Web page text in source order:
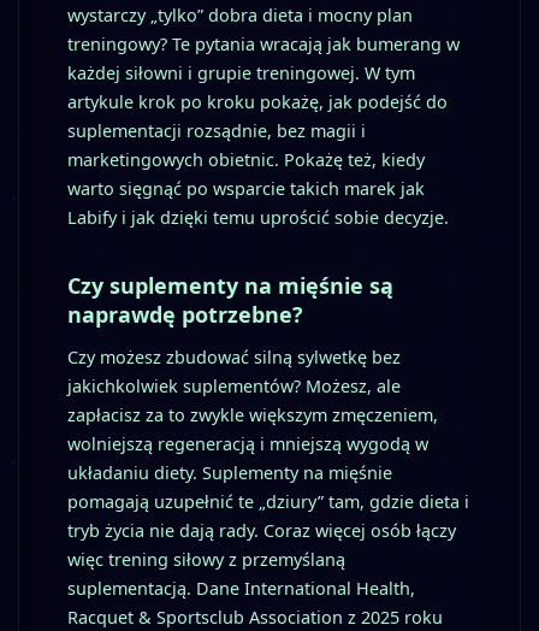
wystarczy „tylko” dobra dieta i mocny plan
treningowy? Te pytania wracają jak bumerang w
każdej siłowni i grupie treningowej. W tym
artykule krok po kroku pokażę, jak podejść do
suplementacji rozsądnie, bez magii i
marketingowych obietnic. Pokażę też, kiedy
warto sięgnąć po wsparcie takich marek jak
Labify i jak dzięki temu uprościć sobie decyzje.
Czy suplementy na mięśnie są
naprawdę potrzebne?
Czy możesz zbudować silną sylwetkę bez
jakichkolwiek suplementów? Możesz, ale
zapłacisz za to zwykle większym zmęczeniem,
wolniejszą regeneracją i mniejszą wygodą w
układaniu diety. Suplementy na mięśnie
pomagają uzupełnić te „dziury” tam, gdzie dieta i
tryb życia nie dają rady. Coraz więcej osób łączy
więc trening siłowy z przemyślaną
suplementacją. Dane International Health,
Racquet & Sportsclub Association z 2025 roku